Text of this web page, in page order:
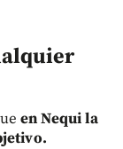
en Nequi la